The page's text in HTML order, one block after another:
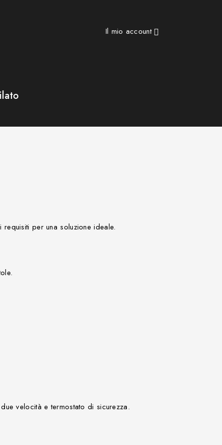
Il mio account 
requisiti per una soluzione ideale.
.
velocità e termostato di sicurezza.